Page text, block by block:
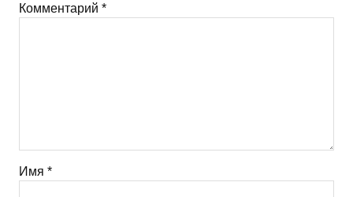
Комментарий *
Имя *